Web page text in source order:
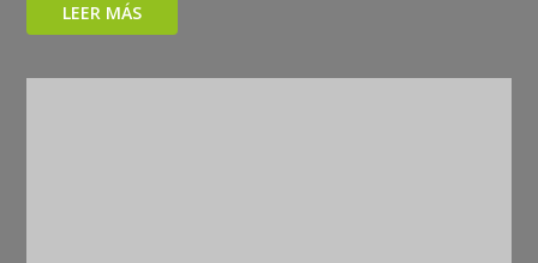
LEER MÁS